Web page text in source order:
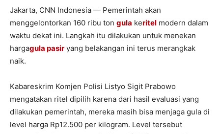
Jakarta, CNN Indonesia — Pemerintah akan
menggelontorkan 160 ribu ton gula keritel modern dalam
waktu dekat ini. Langkah itu dilakukan untuk menekan
hargagula pasir yang belakangan ini terus merangkak
naik.
Kabareskrim Komjen Polisi Listyo Sigit Prabowo
mengatakan ritel dipilih karena dari hasil evaluasi yang
dilakukan pemerintah, mereka masih bisa menjaga gula di
level harga Rp12.500 per kilogram. Level tersebut